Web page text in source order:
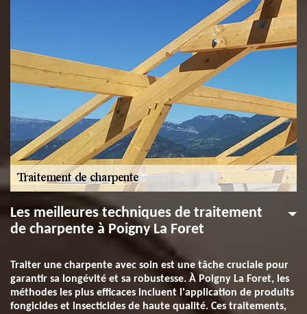
Les meilleures techniques de traitement
de charpente à Poigny La Foret
Traiter une charpente avec soin est une tâche cruciale pour
garantir sa longévité et sa robustesse. À Poigny La Foret, les
méthodes les plus efficaces incluent l'application de produits
fongicides et insecticides de haute qualité. Ces traitements,